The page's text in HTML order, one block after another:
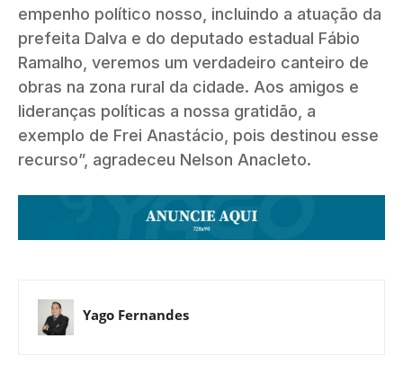
empenho político nosso, incluindo a atuação da
prefeita Dalva e do deputado estadual Fábio
Ramalho, veremos um verdadeiro canteiro de
obras na zona rural da cidade. Aos amigos e
lideranças políticas a nossa gratidão, a
exemplo de Frei Anastácio, pois destinou esse
recurso”, agradeceu Nelson Anacleto.
Yago Fernandes